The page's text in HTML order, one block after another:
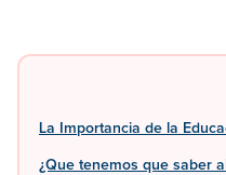
La Importancia de la
¿Que tenemos que saber